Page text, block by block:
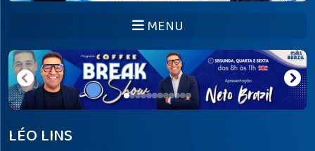
MENU
LÉO LINS